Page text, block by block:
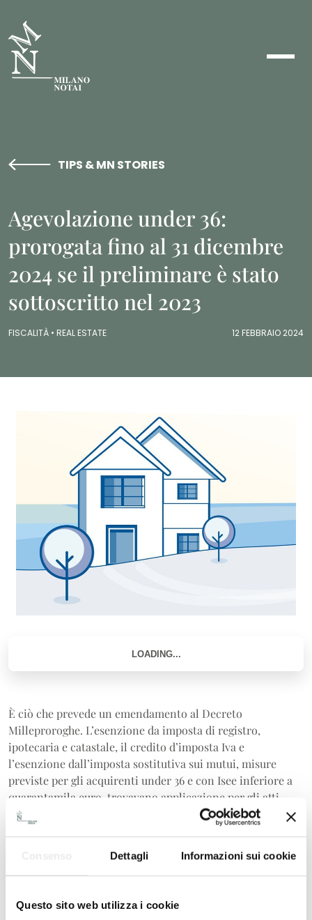
Dettagli Informazioni sui cookie
Questo sito web utilizza i cookie
TIPS & MN STORIES
Agevolazione under 36:
prorogata fino al 31 dicembre
2024 se il preliminare è stato
sottoscritto nel 2023
FISCALITÀ • REAL ESTATE 12 FEBBRAIO 2024
È ciò che prevede un emendamento al Decreto
Milleproroghe. L’esenzione da imposta di registro,
ipotecaria e catastale, il credito d’imposta Iva e
l’esenzione dall’imposta sostitutiva sui mutui, misure
previste per gli acquirenti under 36 e con Isee inferiore a
quarantamila euro, trovavano applicazione per gli atti
stipulati fino al 31 dicembre 2023.
La modifica al Milleproroghe, nell’ottica di dare certezza
ai rapporti giuridici in corso, fa salva l’agevolazione
qualora, entro il 31 dicembre 2023, sia stato sottoscritto il
venga siglato entro il 31 dicembre 2024.